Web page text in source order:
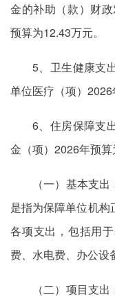
金的补助（款）财
预算为12.43万元。
5、卫生健康支
单位医疗（项）2026
6、住房保障支
金（项）2026年预算
（一）基本支
是指为保障单位机
各项支出，包括用
费、水电费、办公设
（二）项目支